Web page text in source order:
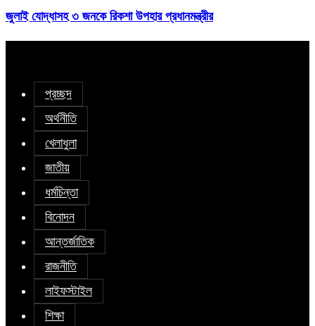
জুলাই যোদ্ধাসহ ৩ জনকে রিকশা উপহার প্রধানমন্ত্রীর
প্রচ্ছদ
অর্থনীতি
খেলাধুলা
জাতীয়
ধর্মচিন্তা
বিনোদন
আন্তর্জাতিক
রাজনীতি
লাইফস্টাইল
শিক্ষা